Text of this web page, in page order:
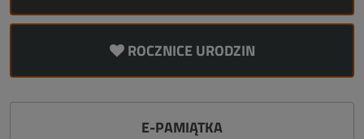
ROCZNICE URODZIN
E-PAMIĄTKA